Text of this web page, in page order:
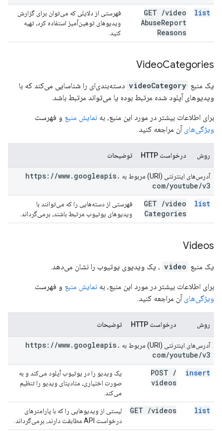
list
GET /video
AbuseReport
Reasons
فهرستی از دلایلی که می‌توان برای گزارش
ویدیوهای توهین‌آمیز استفاده کرد، تهیه
کنید.
VideoCategories
یک منبع videoCategory دسته‌بندی‌ای را شناسایی می‌کند که با
ویدیوهای آپلود شده مرتبط بوده یا می‌تواند مرتبط باشد.
برای اطلاعات بیشتر در مورد این منبع، به نمایش منبع و فهرست
ویژگی‌های آن مراجعه کنید.
روش درخواست HTTP توضیحات
آدرس‌های اینترنتی (URI) مربوط به https: //www. googleapis.
com/youtube/v3
list
GET /video
Categories
فهرستی از دسته‌هایی را که می‌توانند با
ویدیوهای یوتیوب مرتبط باشند، برمی‌گرداند.
Videos
یک منبع video ، یک ویدیوی یوتیوب را نشان می‌دهد.
برای اطلاعات بیشتر در مورد این منبع، به نمایش منبع و فهرست
ویژگی‌های آن مراجعه کنید.
روش درخواست HTTP توضیحات
آدرس‌های اینترنتی (URI) مربوط به https: //www. googleapis.
com/youtube/v3
insert
POST /
videos
یک ویدیو را در یوتیوب آپلود می‌کند و به
صورت اختیاری، متادیتای ویدیو را تنظیم
می‌کند.
list
GET /videos
لیستی از ویدیوهایی را که با پارامترهای
درخواست API مطابقت دارند، برمی‌گرداند.